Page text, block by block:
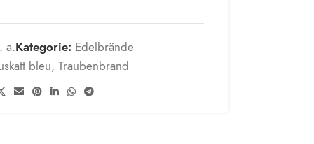
a.Kategorie: Edelbrände
bleu, Traubenbrand